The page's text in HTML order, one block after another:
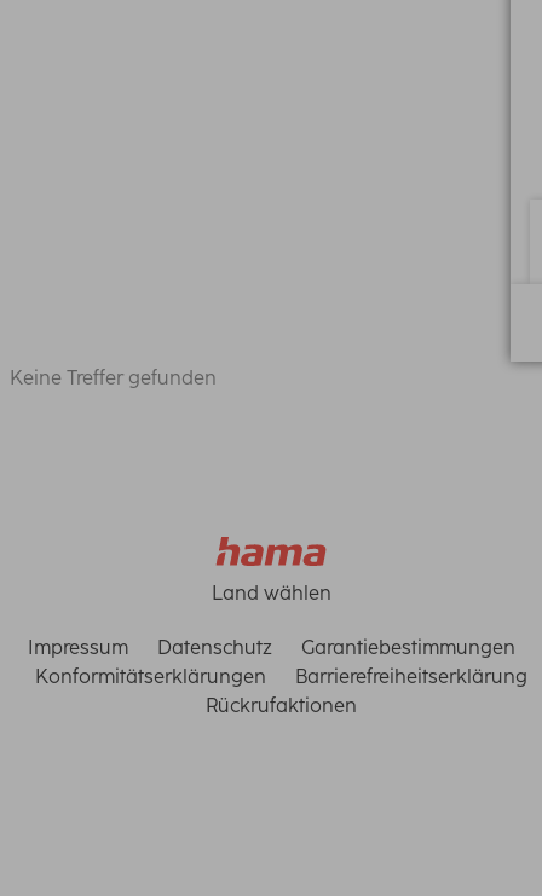
Keine Treffer gefunden
Land wählen
Impressum Datenschutz
Garantiebestimmungen
Konformitätserklärungen
Barrierefreiheitserklärung
Rückrufaktionen